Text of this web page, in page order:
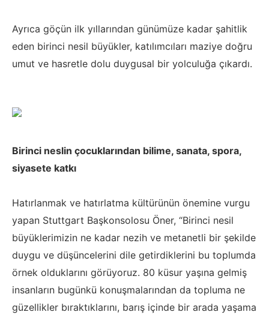
Ayrıca göçün ilk yıllarından günümüze kadar şahitlik
eden birinci nesil büyükler, katılımcıları maziye doğru
umut ve hasretle dolu duygusal bir yolculuğa çıkardı.
Birinci neslin çocuklarından bilime, sanata, spora,
siyasete katkı
Hatırlanmak ve hatırlatma kültürünün önemine vurgu
yapan Stuttgart Başkonsolosu Öner, “Birinci nesil
büyüklerimizin ne kadar nezih ve metanetli bir şekilde
duygu ve düşüncelerini dile getirdiklerini bu toplumda
örnek olduklarını görüyoruz. 80 küsur yaşına gelmiş
insanların bugünkü konuşmalarından da topluma ne
güzellikler bıraktıklarını, barış içinde bir arada yaşama